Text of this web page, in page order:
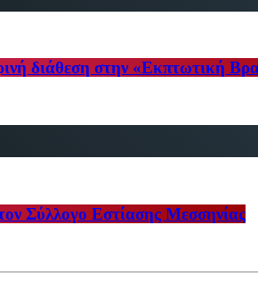
διάθεση στην «Εκπτωτική
Σύλλογο Εστίασης Μεσσηνίας